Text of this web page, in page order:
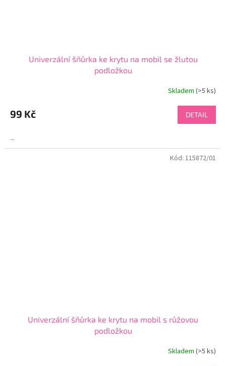
Univerzální šňůrka ke krytu na mobil se žlutou
podložkou
Skladem (>5 ks)
99 Kč DETAIL
...
Univerzální šňůrka ke krytu na mobil s růžovou
podložkou
Skladem (>5 ks)
Kód: 115872/01